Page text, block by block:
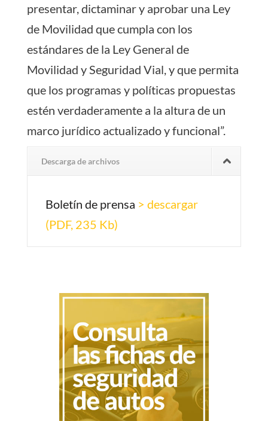
presentar, dictaminar y aprobar una Ley
de Movilidad que cumpla con los
estándares de la Ley General de
Movilidad y Seguridad Vial, y que permita
que los programas y políticas propuestas
estén verdaderamente a la altura de un
marco jurídico actualizado y funcional”.
Descarga de archivos
Boletín de prensa > descargar
(PDF, 235 Kb)